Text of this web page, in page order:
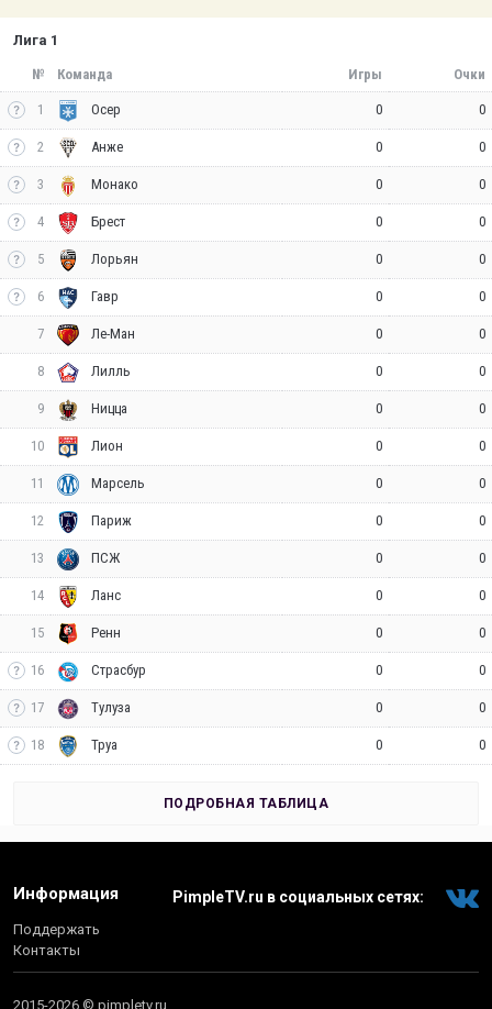
Лига 1
№ Команда Игры Очки
1 Осер 0 0
2 Анже 0 0
3 Монако 0 0
4 Брест 0 0
5 Лорьян 0 0
6 Гавр 0 0
7 Ле-Ман 0 0
8 Лилль 0 0
9 Ницца 0 0
10 Лион 0 0
11 Марсель 0 0
12 Париж 0 0
13 ПСЖ 0 0
14 Ланс 0 0
15 Ренн 0 0
16 Страсбур 0 0
17 Тулуза 0 0
18 Труа 0 0
ПОДРОБНАЯ ТАБЛИЦА
Информация
Поддержать
Контакты
PimpleTV.ru в социальных сетях:
2015-2026 © pimpletv.ru